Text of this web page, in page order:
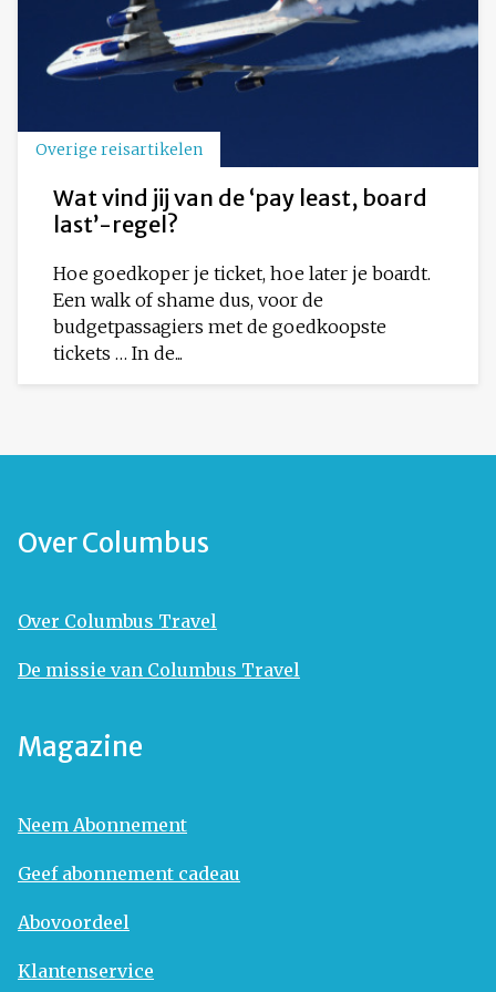
Overige reisartikelen
Wat vind jij van de ‘pay least, board
last’-regel?
Hoe goedkoper je ticket, hoe later je boardt.
Een walk of shame dus, voor de
budgetpassagiers met de goedkoopste
tickets … In de...
Over Columbus
Over Columbus Travel
De missie van Columbus Travel
Magazine
Neem Abonnement
Geef abonnement cadeau
Abovoordeel
Klantenservice